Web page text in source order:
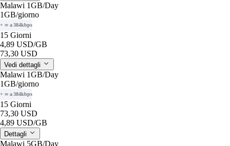
Malawi 1GB/Day
1GB/giorno
+ ∞ a 384kbps
15 Giorni
4,89 USD/GB
73,30 USD
Vedi dettagli
Malawi 1GB/Day
1GB/giorno
+ ∞ a 384kbps
15 Giorni
73,30 USD
4,89 USD/GB
Dettagli
Malawi 5GB/Day